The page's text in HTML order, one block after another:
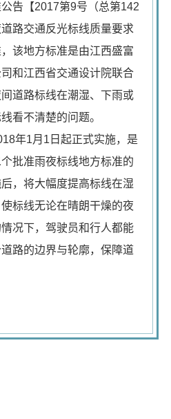
公告【2017第9号（总第142
路交通反光标线质量要求
该地方标准是由江西盛富
和江西省交通设计院联合
道路标线在潮湿、下雨或
看不清楚的问题。
年1月1日起正式实施，是
批准雨夜标线地方标准的
，将大幅度提高标线在湿
标线无论在晴朗干燥的夜
况下，驾驶员和行人都能
路的边界与轮廓，保障道